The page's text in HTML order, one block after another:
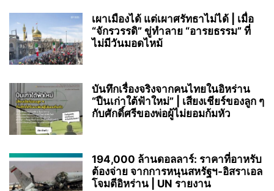
เผาเมืองได้ แต่เผาศรัทธาไม่ได้ | เมื่อ
“จักรวรรดิ” ขู่ทำลาย “อารยธรรม” ที่
ไม่มีวันมอดไหม้
บันทึกเรื่องจริงจากคนไทยในอิหร่าน
“ปืนเก่าใต้ฟ้าใหม่” | เสียงเชียร์ของลูก ๆ
กับศักดิ์ศรีของพ่อผู้ไม่ยอมก้มหัว
194,000 ล้านดอลลาร์: ราคาที่อาหรับ
ต้องจ่าย จากการหนุนสหรัฐฯ‑อิสราเอล
โจมตีอิหร่าน | UN รายงาน